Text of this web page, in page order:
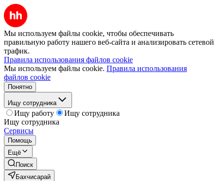
Мы используем файлы cookie, чтобы обеспечивать
правильную работу нашего веб-сайта и анализировать сетевой
трафик.
Правила использования файлов cookie
Мы используем файлы cookie. Правила использования
файлов cookie
Понятно
Ищу сотрудника
Ищу работу
Ищу сотрудника
Ищу сотрудника
Сервисы
Помощь
Ещё
Поиск
Бахчисарай